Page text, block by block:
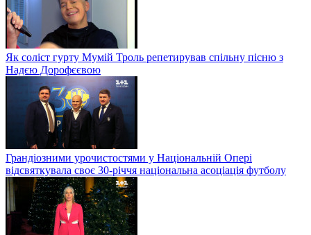
Як соліст гурту Мумій Троль репетирував спільну пісню з
Надєю Дорофєєвою
Грандіозними урочистостями у Національній Опері
відсвяткувала своє 30-річчя національна асоціація футболу